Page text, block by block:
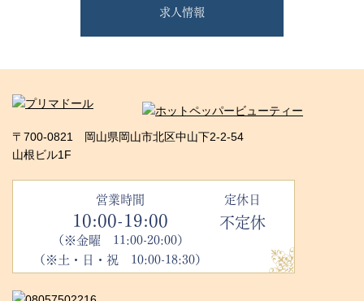
求人情報
〒700-0821 岡山県岡山市北区中山下2-2-54
山根ビル1F
営業時間
10:00-19:00
（※金曜 11:00-20:00）
（※土・日・祝 10:00-18:30）
定休日
不定休